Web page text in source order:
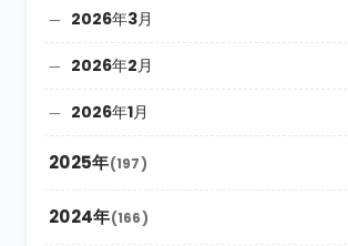
2026年3月
2026年2月
2026年1月
2025年(197)
2025年12月
2024年(166)